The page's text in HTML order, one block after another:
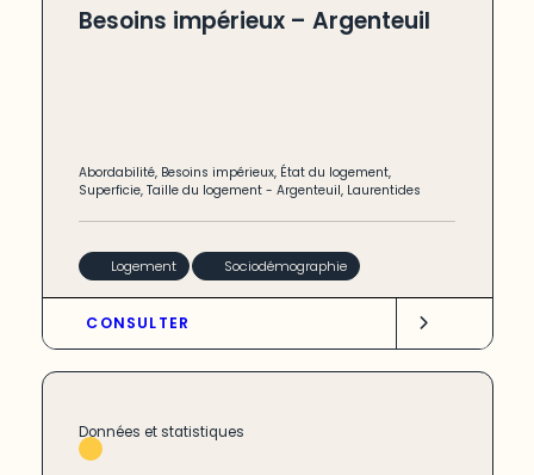
Besoins impérieux – Argenteuil
Abordabilité, Besoins impérieux, État du logement,
Superficie,Taille du logement -Argenteuil, Laurentides
Logement Sociodémographie
CONSULTER
Données et statistiques